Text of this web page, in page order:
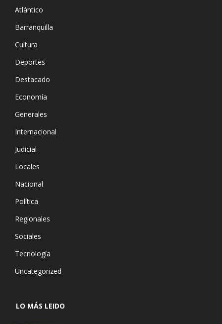
Atlántico
Barranquilla
Cultura
Deportes
Destacado
Economía
Generales
Internacional
Judicial
Locales
Nacional
Política
Regionales
Sociales
Tecnología
Uncategorized
LO MÁS LEIDO